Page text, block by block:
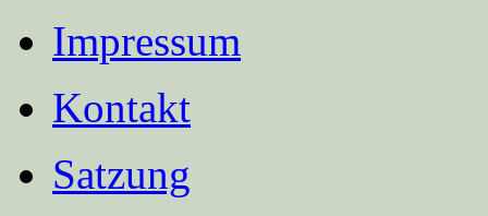
Impressum
Kontakt
Satzung